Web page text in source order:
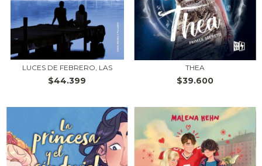
LUCES DE FEBRERO, LAS
$44.399
THEA
$39.600